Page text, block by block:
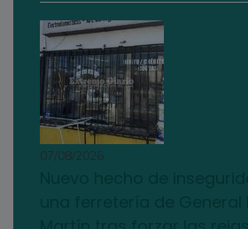
07/08/2026